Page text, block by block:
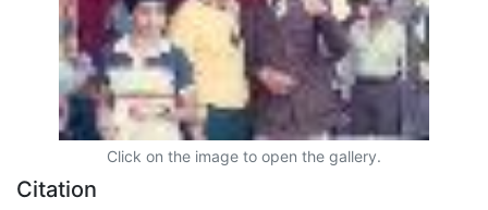
Click on the image to open the gallery.
Citation